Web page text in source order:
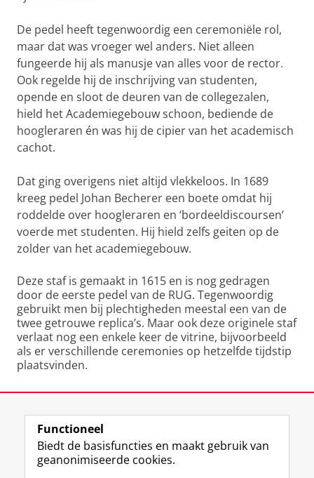
De pedel heeft tegenwoordig een ceremoniële rol,
maar dat was vroeger wel anders. Niet alleen
fungeerde hij als manusje van alles voor de rector.
Ook regelde hij de inschrijving van studenten,
opende en sloot de deuren van de collegezalen,
hield het Academiegebouw schoon, bediende de
hoogleraren én was hij de cipier van het academisch
cachot.
Dat ging overigens niet altijd vlekkeloos. In 1689
kreeg pedel Johan Becherer een boete omdat hij
roddelde over hoogleraren en ‘bordeeldiscoursen’
voerde met studenten. Hij hield zelfs geiten op de
zolder van het academiegebouw.
Deze staf is gemaakt in 1615 en is nog gedragen
door de eerste pedel van de RUG. Tegenwoordig
gebruikt men bij plechtigheden meestal een van de
twee getrouwe replica’s. Maar ook deze originele staf
verlaat nog een enkele keer de vitrine, bijvoorbeeld
als er verschillende ceremonies op hetzelfde tijdstip
plaatsvinden.
View this page in:English
Functioneel
Biedt de basisfuncties en maakt gebruik van
geanonimiseerde cookies.